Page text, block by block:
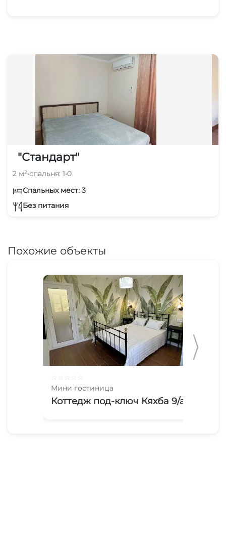
"Стандарт"
2 м²•спальня: 1•0
Спальных мест: 3
Без питания
Похожие объекты
Мини гостиница
Коттедж под-ключ Кяхба 9/а